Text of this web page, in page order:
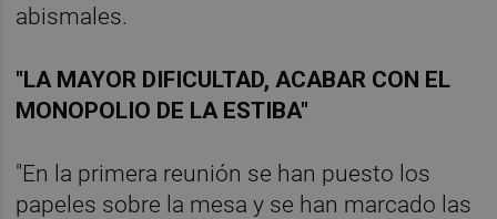
abismales.
"LA MAYOR DIFICULTAD, ACABAR CON EL
MONOPOLIO DE LA ESTIBA"
"En la primera reunión se han puesto los
papeles sobre la mesa y se han marcado las